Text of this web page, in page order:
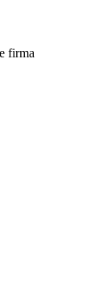
firma